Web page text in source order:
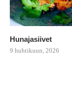
Hunajasiivet
9 huhtikuun, 2026